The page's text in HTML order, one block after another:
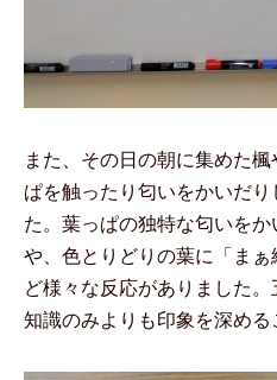
また、その日の朝に集めた
ぱを触ったり匂いをかいだ
た。葉っぱの独特な匂いを
や、色とりどりの葉に「ま
ど様々な反応がありました
知識のみよりも印象を深める